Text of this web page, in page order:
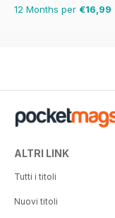
12 Months per €16,99
ALTRI LINK
Tutti i titoli
Nuovi titoli